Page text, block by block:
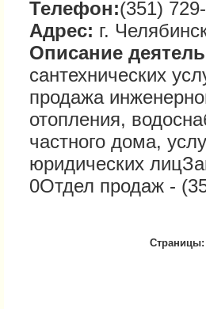
Телефон:(351)
Адрес: г.
Описание
сантехнических
продажа
отопления,
частного дома,
юридических
0Отдел продаж -
Страницы: